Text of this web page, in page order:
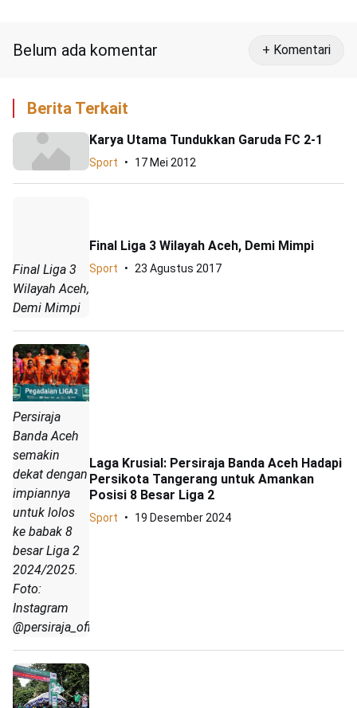
Belum ada komentar + Komentari
Berita Terkait
Karya Utama Tundukkan Garuda FC 2-1
Sport 17 Mei 2012
Final Liga 3
Wilayah Aceh,
Demi Mimpi
Final Liga 3 Wilayah Aceh, Demi Mimpi
Sport 23 Agustus 2017
Persiraja
Banda Aceh
semakin
dekat dengan
impiannya
untuk lolos
ke babak 8
besar Liga 2
2024/2025.
Foto:
Instagram
@persiraja_official
Laga Krusial: Persiraja Banda Aceh Hadapi
Persikota Tangerang untuk Amankan
Posisi 8 Besar Liga 2
Sport 19 Desember 2024